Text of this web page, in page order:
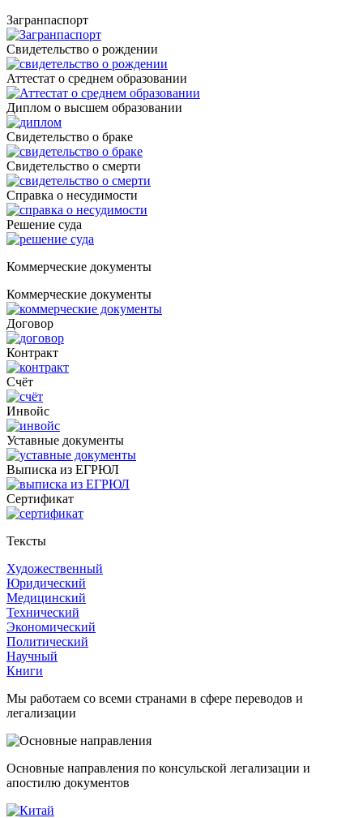
Загранпаспорт
Cвидетельство о рождении
Аттестат о среднем образовании
Диплом о высшем образовании
Свидетельство о браке
Свидетельство о смерти
Справка о несудимости
Решение суда
Коммерческие документы
Коммерческие документы
Договор
Контракт
Счёт
Инвойс
Уставные документы
Выписка из ЕГРЮЛ
Cертификат
Тексты
Художественный
Юридический
Медицинский
Технический
Экономический
Политический
Научный
Книги
Мы работаем со всеми странами в сфере переводов и
легализации
Основные направления по консульской легализации и
апостилю документов